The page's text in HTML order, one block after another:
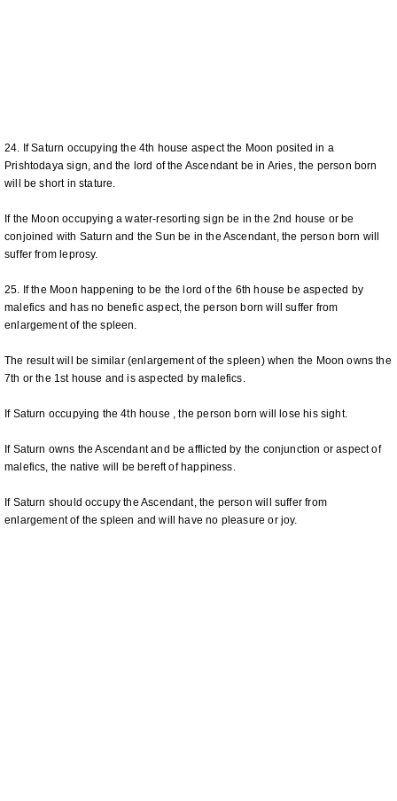
24. If Saturn occupying the 4th house aspect the Moon posited in a
Prishtodaya sign, and the lord of the Ascendant be in Aries, the person born
will be short in stature.
If the Moon occupying a water-resorting sign be in the 2nd house or be
conjoined with Saturn and the Sun be in the Ascendant, the person born will
suffer from leprosy.
25. If the Moon happening to be the lord of the 6th house be aspected by
malefics and has no benefic aspect, the person born will suffer from
enlargement of the spleen.
The result will be similar (enlargement of the spleen) when the Moon owns the
7th or the 1st house and is aspected by malefics.
If Saturn occupying the 4th house , the person born will lose his sight.
If Saturn owns the Ascendant and be afflicted by the conjunction or aspect of
malefics, the native will be bereft of happiness.
If Saturn should occupy the Ascendant, the person will suffer from
enlargement of the spleen and will have no pleasure or joy.